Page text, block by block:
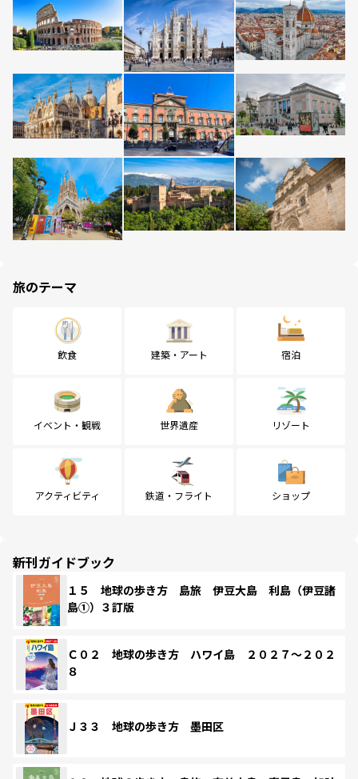
旅のテーマ
飲食 建築・アート 宿泊
イベント・観戦 世界遺産 リゾート
アクティビティ 鉄道・フライト ショップ
新刊ガイドブック
１５ 地球の歩き方 島旅 伊豆大島 利島（伊豆諸
島①）３訂版
Ｃ０２ 地球の歩き方 ハワイ島 ２０２７～２０２
８
Ｊ３３ 地球の歩き方 墨田区